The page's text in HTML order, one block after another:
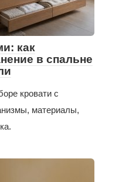
как
в спальне
кровати с
материалы,